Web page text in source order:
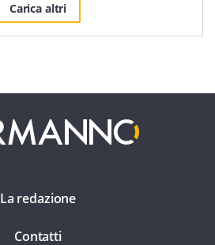
Carica altri
La redazione
Contatti